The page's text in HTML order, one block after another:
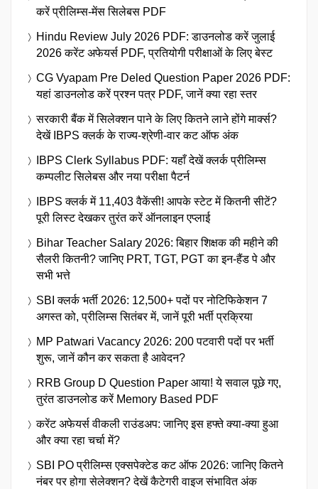
करें प्रीलिम्स-मेंस सिलेबस PDF
Hindu Review July 2026 PDF: डाउनलोड करें जुलाई
2026 करेंट अफेयर्स PDF, प्रतियोगी परीक्षाओं के लिए बेस्ट
CG Vyapam Pre Deled Question Paper 2026 PDF:
यहां डाउनलोड करें प्रश्न पत्र PDF, जानें क्या रहा स्तर
सरकारी बैंक में सिलेक्शन पाने के लिए कितने लाने होंगे मार्क्स?
देखें IBPS क्लर्क के राज्य-श्रेणी-वार कट ऑफ अंक
IBPS Clerk Syllabus PDF: यहाँ देखें क्लर्क प्रीलिम्स
कम्पलीट सिलेबस और नया परीक्षा पैटर्न
IBPS क्लर्क में 11,403 वैकेंसी! आपके स्टेट में कितनी सीटें?
पूरी लिस्ट देखकर तुरंत करें ऑनलाइन एप्लाई
Bihar Teacher Salary 2026: बिहार शिक्षक की महीने की
सैलरी कितनी? जानिए PRT, TGT, PGT का इन-हैंड पे और
सभी भत्ते
SBI क्लर्क भर्ती 2026: 12,500+ पदों पर नोटिफिकेशन 7
अगस्त को, प्रीलिम्स सितंबर में, जानें पूरी भर्ती प्रक्रिया
MP Patwari Vacancy 2026: 200 पटवारी पदों पर भर्ती
शुरू, जानें कौन कर सकता है आवेदन?
RRB Group D Question Paper आया! ये सवाल पूछे गए,
तुरंत डाउनलोड करें Memory Based PDF
करेंट अफेयर्स वीकली राउंडअप: जानिए इस हफ्ते क्या-क्या हुआ
और क्या रहा चर्चा में?
SBI PO प्रीलिम्स एक्सपेक्टेड कट ऑफ 2026: जानिए कितने
नंबर पर होगा सेलेक्शन? देखें कैटेगरी वाइज संभावित अंक